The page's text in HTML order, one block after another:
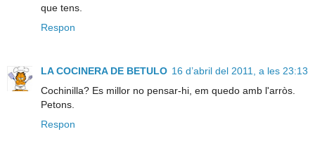
que tens.
Respon
LA COCINERA DE BETULO 16 d’abril del 2011, a les 23:13
Cochinilla? Es millor no pensar-hi, em quedo amb l'arròs.
Petons.
Respon